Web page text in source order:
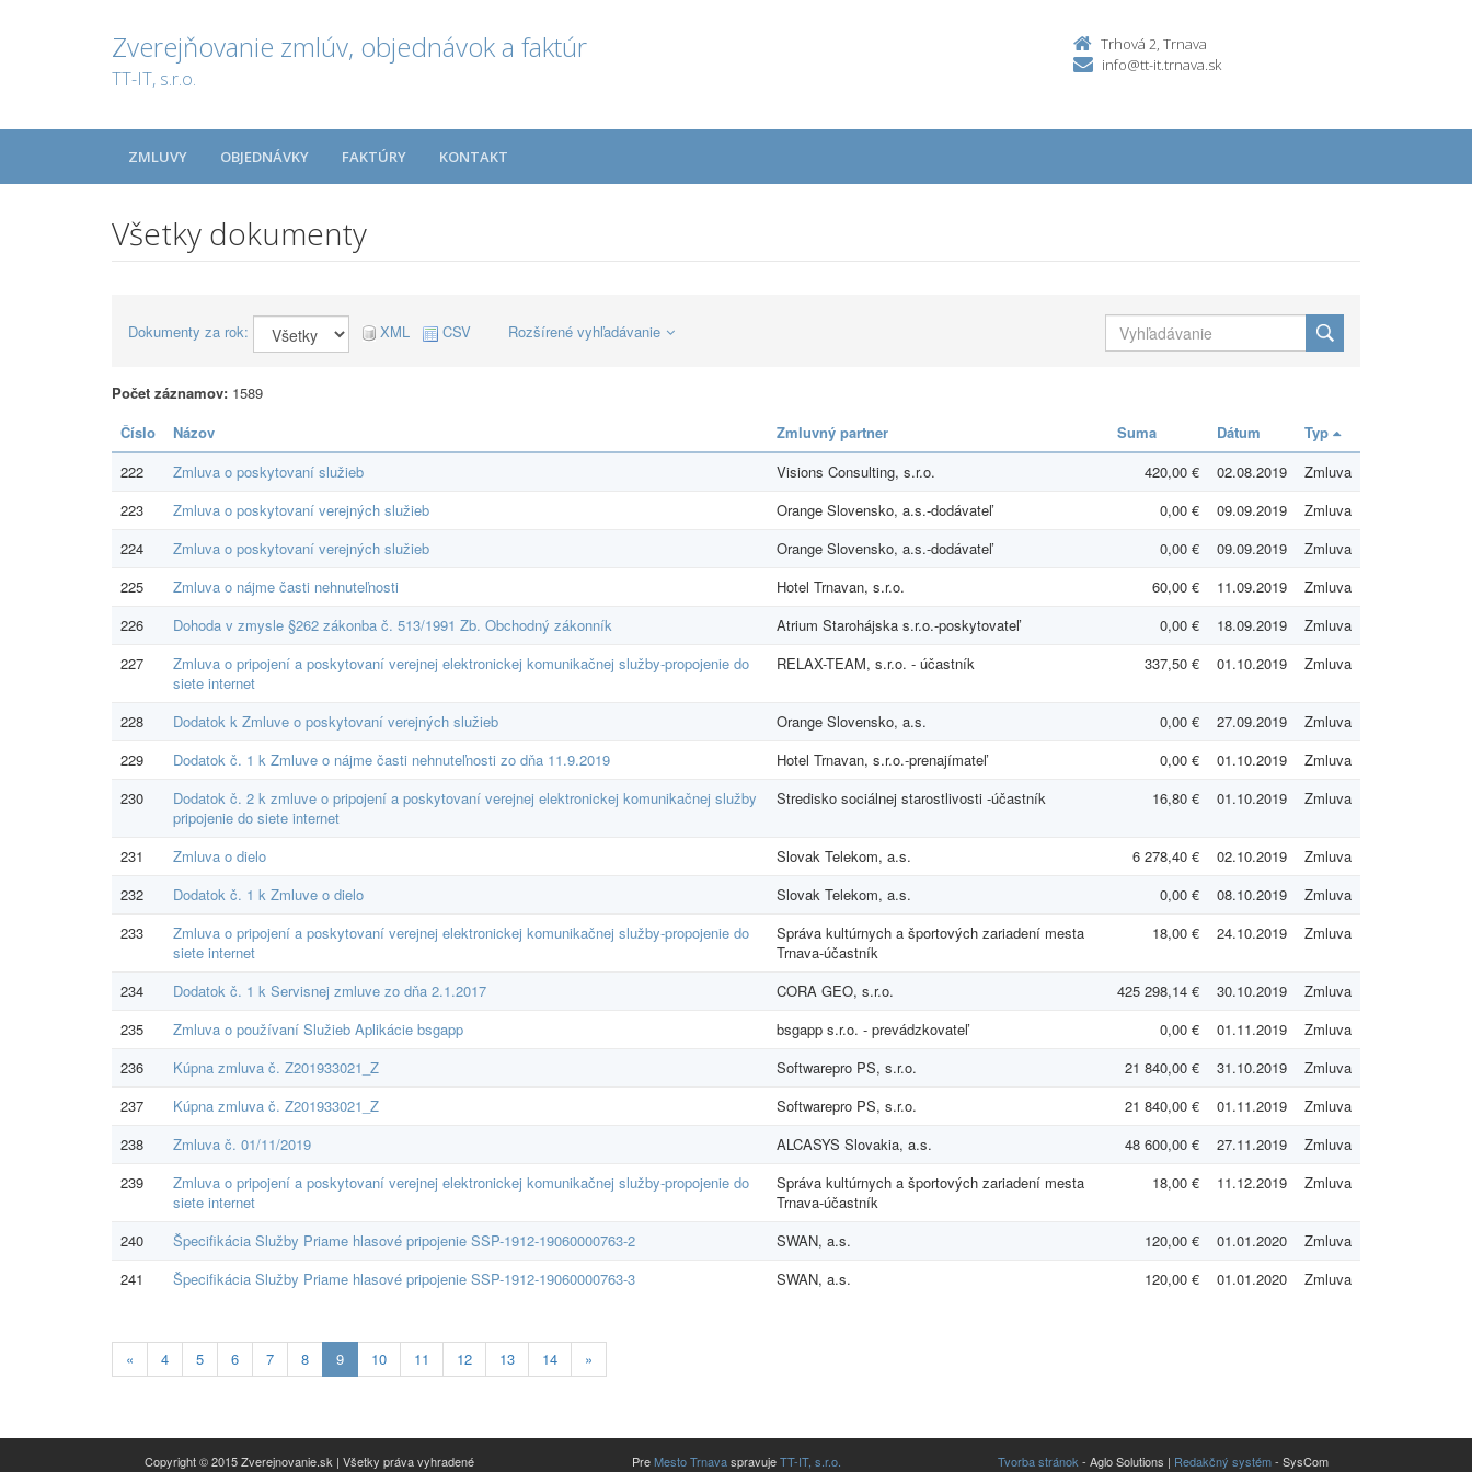
Zverejňovanie zmlúv, objednávok a faktúr
TT-IT, s.r.o.
Trhová 2, Trnava
info@tt-it.trnava.sk
ZMLUVY OBJEDNÁVKY FAKTÚRY KONTAKT
Všetky dokumenty
Dokumenty za rok: XML CSV Rozšírené vyhľadávanie
Počet záznamov: 1589
Číslo
Názov Zmluvný partner Suma Dátum
Typ
222
Zmluva o poskytovaní služieb Visions Consulting, s.r.o. 420,00 € 02.08.2019
Zmluva
223
Zmluva o poskytovaní verejných služieb Orange Slovensko, a.s.-dodávateľ 0,00 € 09.09.2019
Zmluva
224
Zmluva o poskytovaní verejných služieb Orange Slovensko, a.s.-dodávateľ 0,00 € 09.09.2019
Zmluva
225
Zmluva o nájme časti nehnuteľnosti Hotel Trnavan, s.r.o. 60,00 € 11.09.2019
Zmluva
226
Dohoda v zmysle §262 zákonba č. 513/1991 Zb. Obchodný zákonník Atrium Starohájska s.r.o.-poskytovateľ 0,00 € 18.09.2019
Zmluva
227
Zmluva o pripojení a poskytovaní verejnej elektronickej komunikačnej služby-propojenie do
siete internet
RELAX-TEAM, s.r.o. - účastník 337,50 € 01.10.2019 Zmluva
228 Dodatok k Zmluve o poskytovaní verejných služieb Orange Slovensko, a.s. 0,00 € 27.09.2019
Zmluva
229
Dodatok č. 1 k Zmluve o nájme časti nehnuteľnosti zo dňa 11.9.2019 Hotel Trnavan, s.r.o.-prenajímateľ 0,00 € 01.10.2019
Zmluva
230
Dodatok č. 2 k zmluve o pripojení a poskytovaní verejnej elektronickej komunikačnej služby
pripojenie do siete internet
Stredisko sociálnej starostlivosti -účastník 16,80 € 01.10.2019 Zmluva
231 Zmluva o dielo Slovak Telekom, a.s. 6 278,40 € 02.10.2019
Zmluva
232
Dodatok č. 1 k Zmluve o dielo Slovak Telekom, a.s. 0,00 € 08.10.2019
Zmluva
233
Zmluva o pripojení a poskytovaní verejnej elektronickej komunikačnej služby-propojenie do
siete internet
Správa kultúrnych a športových zariadení mesta
Trnava-účastník
18,00 € 24.10.2019 Zmluva
234 Dodatok č. 1 k Servisnej zmluve zo dňa 2.1.2017 CORA GEO, s.r.o. 425 298,14 € 30.10.2019
Zmluva
235
Zmluva o používaní Služieb Aplikácie bsgapp bsgapp s.r.o. - prevádzkovateľ 0,00 € 01.11.2019
Zmluva
236
Kúpna zmluva č. Z201933021_Z Softwarepro PS, s.r.o. 21 840,00 € 31.10.2019
Zmluva
237
Kúpna zmluva č. Z201933021_Z Softwarepro PS, s.r.o. 21 840,00 € 01.11.2019
Zmluva
238
Zmluva č. 01/11/2019 ALCASYS Slovakia, a.s. 48 600,00 € 27.11.2019
Zmluva
239
Zmluva o pripojení a poskytovaní verejnej elektronickej komunikačnej služby-propojenie do
siete internet
Správa kultúrnych a športových zariadení mesta
Trnava-účastník
18,00 € 11.12.2019 Zmluva
240 Špecifikácia Služby Priame hlasové pripojenie SSP-1912-19060000763-2 SWAN, a.s. 120,00 € 01.01.2020
Zmluva
241
Špecifikácia Služby Priame hlasové pripojenie SSP-1912-19060000763-3 SWAN, a.s. 120,00 € 01.01.2020 Zmluva
« 4 5 6 7 8 9Aktuálna
stránka
10 11 12 13 14 »
Copyright © 2015 Zverejnovanie.sk | Všetky práva vyhradené PreMesto TrnavaspravujeTT-IT, s.r.o. Tvorba stránok - Aglo Solutions | Redakčný systém- SysCom